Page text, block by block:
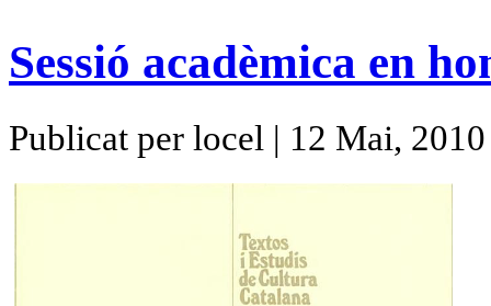
Sessió acadèmica en
Publicat per locel | 12 Mai, 2010